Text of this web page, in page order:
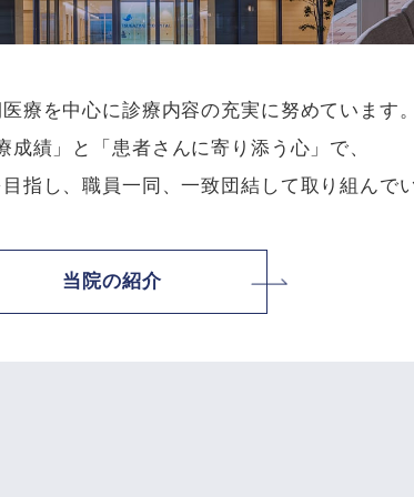
療を中心に診療内容の充実に努めています。
成績」と「患者さんに寄り添う心」で、
指し、職員一同、一致団結して取り組んで
当院の紹介